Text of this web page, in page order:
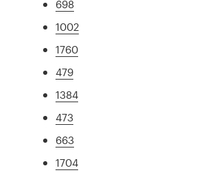
698
1002
1760
479
1384
473
663
1704